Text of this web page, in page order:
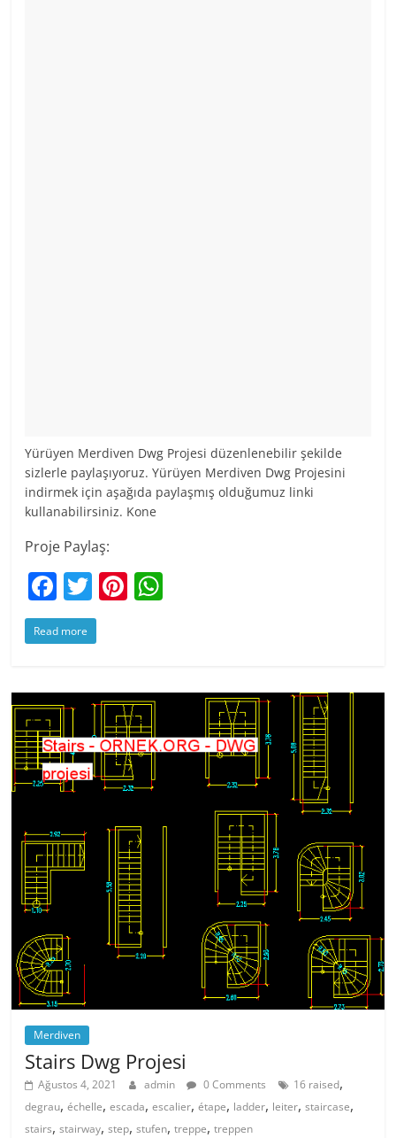
Yürüyen Merdiven Dwg Projesi düzenlenebilir şekilde
sizlerle paylaşıyoruz. Yürüyen Merdiven Dwg Projesini
indirmek için aşağıda paylaşmış olduğumuz linki
kullanabilirsiniz. Kone
Proje Paylaş:
F
a
c
b
o
o
k
T
w
itt
Pi
st A
p
p
Read more
Merdiven
Stairs Dwg Projesi
Ağustos 4, 2021 admin 0 Comments 16 raised,
degrau,échelle,escada,escalier,étape, ladder, leiter,staircase,
stairs,stairway,step,stufen,treppe,treppen